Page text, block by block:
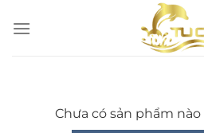
đến
Chưa có sản phẩm